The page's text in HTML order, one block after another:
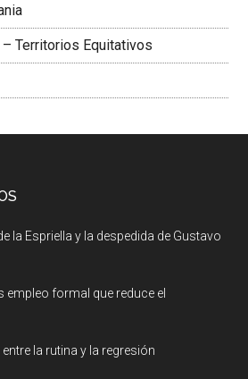
Territorios Equitativos
la Espriella y la despedida de Gustavo
formal que reduce el
la rutina y la regresión